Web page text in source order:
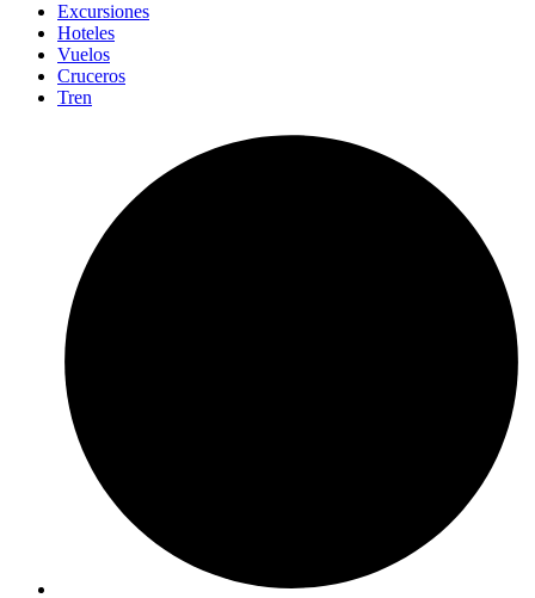
Excursiones
Hoteles
Vuelos
Cruceros
Tren